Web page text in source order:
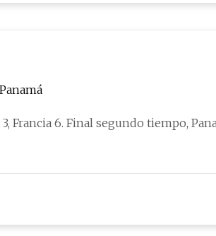
6. Final segundo tiempo, Panamá 3, Francia 6.